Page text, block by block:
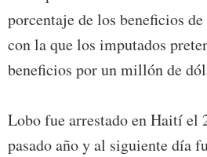
porcentaje de los beneficios
con la que los imputados
beneficios por un millón de
Lobo fue arrestado en Haití el
pasado año y al siguiente día